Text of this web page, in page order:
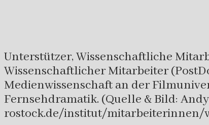
Unterstützer, Wissenschaftliche
Wissenschaftlicher Mitarbeiter
Medienwissenschaft an der
Fernsehdramatik. (Quelle & Bild:
rostock.de/institut/